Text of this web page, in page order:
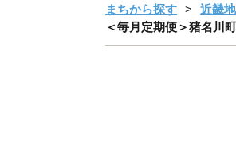
まちから探す 近畿
＜毎月定期便＞猪名川